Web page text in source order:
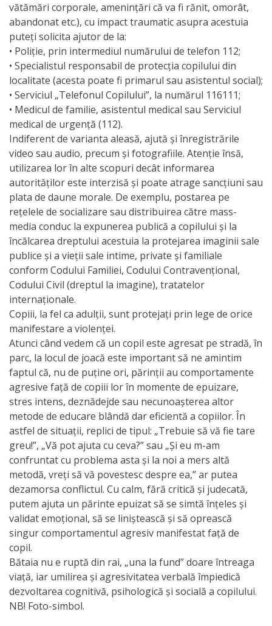
Planuri
de
achiziții
Anticorupție
Știri
și
Evenimente
Acte
și
regulamente
Legislație
internațională
Legislație
națională
Acte
interne
Media
Comunicate
de
presă
Informații
utile
Versiunea
vătămări corporale, amenințări că va fi rănit, omorât,
abandonat etc.), cu impact traumatic asupra acestuia
puteți solicita ajutor de la:
• Poliţie, prin intermediul numărului de telefon 112;
• Specialistul responsabil de protecţia copilului din
localitate (acesta poate fi primarul sau asistentul social);
• Serviciul „Telefonul Copilului”, la numărul 116111;
• Medicul de familie, asistentul medical sau Serviciul
medical de urgenţă (112).
Indiferent de varianta aleasă, ajută și înregistrările
video sau audio, precum și fotografiile. Atenție însă,
utilizarea lor în alte scopuri decât informarea
autorităților este interzisă și poate atrage sancțiuni sau
plata de daune morale. De exemplu, postarea pe
rețelele de socializare sau distribuirea către mass-
media conduc la expunerea publică a copilului și la
încălcarea dreptului acestuia la protejarea imaginii sale
publice şi a vieţii sale intime, private şi familiale
conform Codului Familiei, Codului Contravențional,
Codului Civil (dreptul la imagine), tratatelor
internaționale.
Copiii, la fel ca adulții, sunt protejați prin lege de orice
manifestare a violenței.
Atunci când vedem că un copil este agresat pe stradă, în
parc, la locul de joacă este important să ne amintim
faptul că, nu de puține ori, părinții au comportamente
agresive față de copiii lor în momente de epuizare,
stres intens, deznădejde sau necunoașterea altor
metode de educare blândă dar eficientă a copiilor. În
astfel de situații, replici de tipul: „Trebuie să vă fie tare
greu!”, „Vă pot ajuta cu ceva?” sau „Și eu m-am
confruntat cu problema asta și la noi a mers altă
metodă, vreți să vă povestesc despre ea,” ar putea
dezamorsa conflictul. Cu calm, fără critică și judecată,
putem ajuta un părinte epuizat să se simtă înțeles și
validat emoțional, să se liniștească și să oprească
singur comportamentul agresiv manifestat față de
copil.
Bătaia nu e ruptă din rai, „una la fund” doare întreaga
viață, iar umilirea și agresivitatea verbală împiedică
dezvoltarea cognitivă, psihologică și socială a copilului.
NB! Foto-simbol.